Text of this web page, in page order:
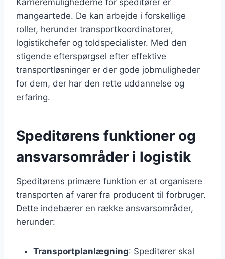
mangeartede. De kan arbejde i forskellige
roller, herunder transportkoordinatorer,
logistikchefer og toldspecialister. Med den
stigende efterspørgsel efter effektive
transportløsninger er der gode jobmuligheder
for dem, der har den rette uddannelse og
erfaring.
Speditørens funktioner og
ansvarsområder i logistik
Speditørens primære funktion er at organisere
transporten af varer fra producent til forbruger.
Dette indebærer en række ansvarsområder,
herunder:
Transportplanlægning: Speditører skal